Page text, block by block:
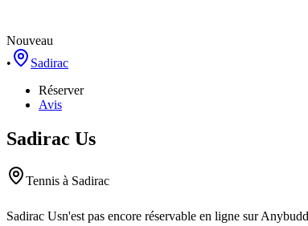
Nouveau
•
Sadirac
Réserver
Avis
Sadirac Us
Tennis à Sadirac
Sadirac Usn'est pas encore réservable en ligne sur